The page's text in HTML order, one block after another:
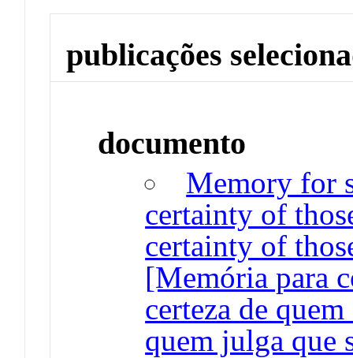
publicações
documento
Memory for
certainty of
certainty of
[Memória para
certeza de
quem julga que